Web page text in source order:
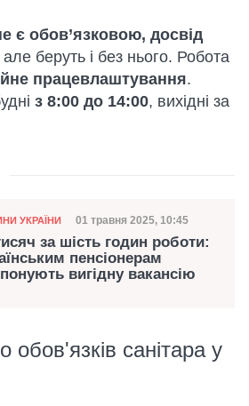
є обов’язковою, досвід
але беруть і без нього. Робота
працевлаштування.
з 8:00 до 14:00, вихідні за
УКРАЇНИ Дата публікації
01 травня 2025, 10:45
за шість годин роботи:
пенсіонерам
вигідну вакансію
санітара у